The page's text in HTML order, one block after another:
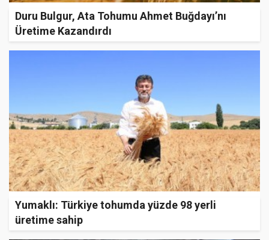
Duru Bulgur, Ata Tohumu Ahmet Buğdayı’nı
Üretime Kazandırdı
Yumaklı: Türkiye tohumda yüzde 98 yerli
üretime sahip